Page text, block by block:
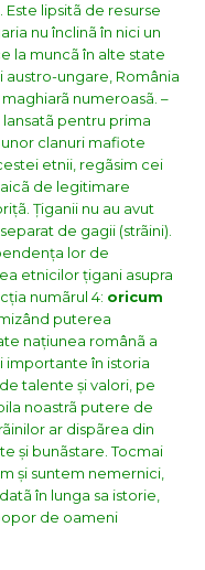
lipsitã de resurse
nu înclinã în nici un
la muncã în alte state
austro-ungare, România
numeroasã. –
pentru prima
clanuri mafiote
etnii, regãsim cei
de legitimare
Țiganii nu au avut
de gagii (strãini).
lor de
etnicilor țigani asupra
numãrul 4: oricum
puterea
națiunea românã a
importante în istoria
talente și valori, pe
noastrã putere de
ar dispãrea din
și bunãstare. Tocmai
și suntem nemernici,
în lunga sa istorie,
de oameni